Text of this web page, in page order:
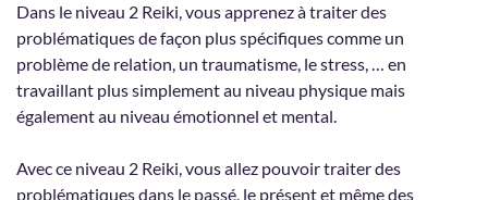
Dans le niveau 2 Reiki, vous apprenez à traiter des
problématiques de façon plus spécifiques comme un
problème de relation, un traumatisme, le stress, … en
travaillant plus simplement au niveau physique mais
également au niveau émotionnel et mental.
Avec ce niveau 2 Reiki, vous allez pouvoir traiter des
problématiques dans le passé, le présent et même des